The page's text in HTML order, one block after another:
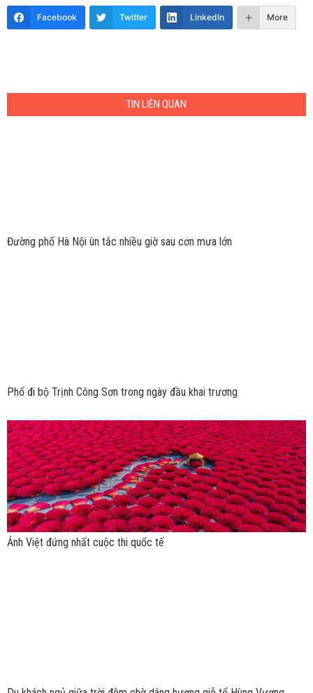
Facebook Twitter LinkedIn More
TIN LIÊN QUAN
Đường phố Hà Nội ùn tắc nhiều giờ sau cơn mưa lớn
Phố đi bộ Trịnh Công Sơn trong ngày đầu khai trương
Ảnh Việt đứng nhất cuộc thi quốc tế